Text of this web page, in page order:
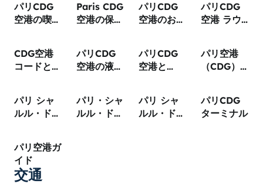
荷物預け入
れ時刻
所
ング
パリCDG
空港の喫煙
Paris CDG
空港の保安
と待ち時間
パリCDG
空港のおす
パリCDG
空港 ラウ
CDG空港
コードと
パリCDG
空港の液体
のは何です
か
パリCDG
空港と
2026
パリ空港
（CDG）
パリ シャ
ルル・ド・
ビス
パリ・シャ
ルル・ド・
パリ シャ
ルル・ド・
パリCDG
ターミナル
パリ空港ガ
イド
交通